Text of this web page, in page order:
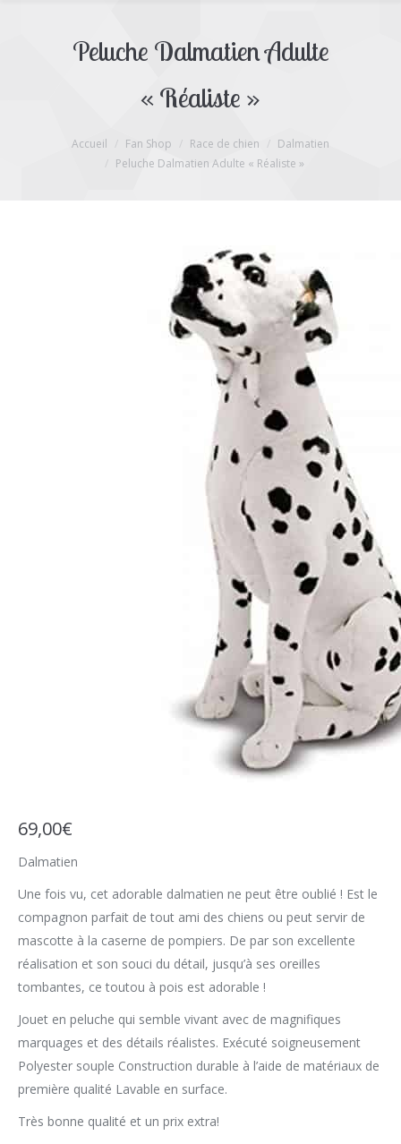
Peluche Dalmatien Adulte
« Réaliste »
Accueil Fan Shop Race de chien
Dalmatien
Peluche Dalmatien Adulte « Réaliste »
69,00€
Dalmatien
Une fois vu, cet adorable dalmatien ne peut être oublié ! Est le
compagnon parfait de tout ami des chiens ou peut servir de
mascotte à la caserne de pompiers. De par son excellente
réalisation et son souci du détail, jusqu’à ses oreilles
tombantes, ce toutou à pois est adorable !
Jouet en peluche qui semble vivant avec de magnifiques
marquages et des détails réalistes. Exécuté soigneusement
Polyester souple Construction durable à l’aide de matériaux de
première qualité Lavable en surface.
Très bonne qualité et un prix extra!